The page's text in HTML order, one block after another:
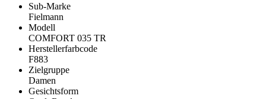
Sub-Marke
Fielmann
Modell
COMFORT 035 TR
Herstellerfarbcode
F883
Zielgruppe
Damen
Gesichtsform